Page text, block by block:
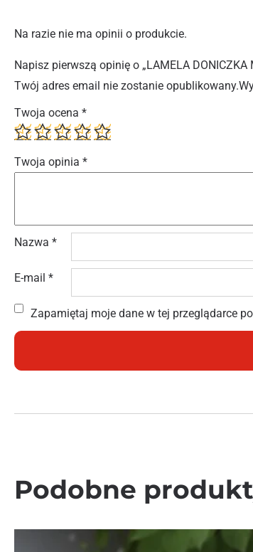
Na razie nie ma opinii o produkcie.
Napisz pierwszą opinię o „LAMELA DONICZKA
Twój adres email nie zostanie opublikowany.
Twoja ocena *
Twoja opinia *
Nazwa *
E-mail *
Zapamiętaj moje dane w tej przeglądarce
Podobne